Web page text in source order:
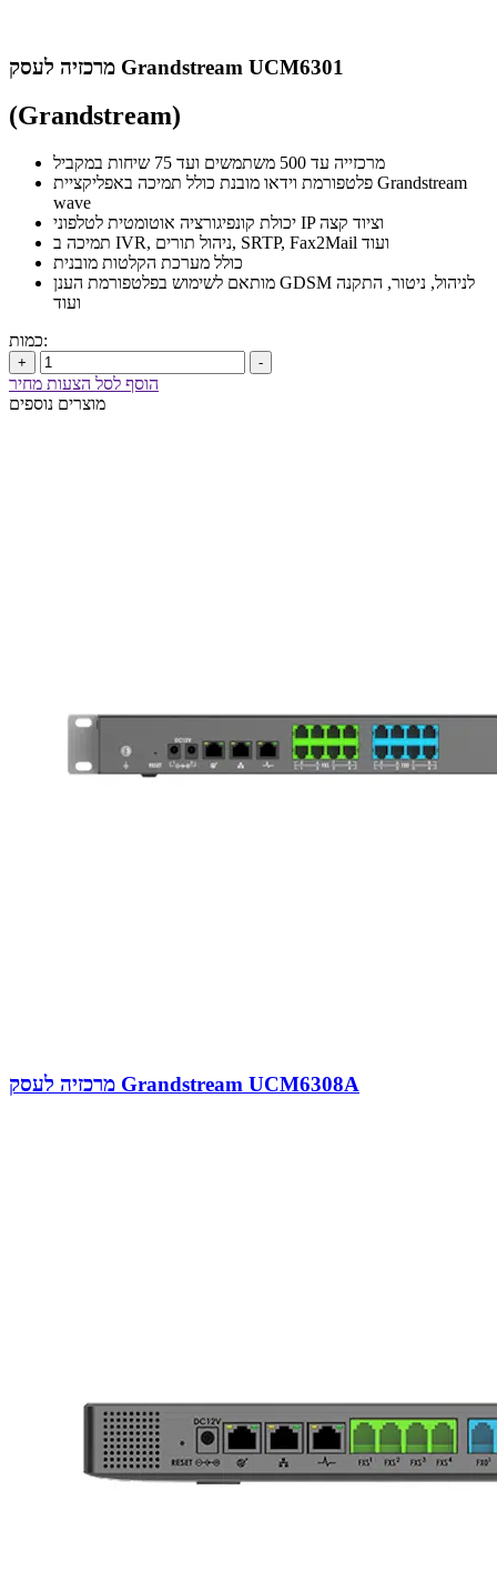
מרכזיה לעסק Grandstream UCM6301
(Grandstream)
מרכזייה עד 500 משתמשים ועד 75 שיחות במקביל
פלטפורמת וידאו מובנת כולל תמיכה באפליקציית Grandstream
wave
תמיכה ב IVR, ניהול תורים, SRTP, Fax2Mail ועוד
כולל מערכת הקלטות מובנית
מותאם לשימוש בפלטפורמת הענן GDSM לניהול, ניטור, התקנה
ועוד
כמות:
+ -
הוסף לסל הצעות מחיר
מוצרים נוספים
מרכזיה לעסק Grandstream UCM6308A